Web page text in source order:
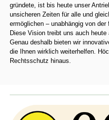
gründete, ist bis heute unser
unsicheren Zeiten für alle und
ermöglichen – unabhängig von der
Diese Vision treibt uns auch heute
Genau deshalb bieten wir
die Ihnen wirklich weiterhelfen.
Rechtsschutz hinaus.